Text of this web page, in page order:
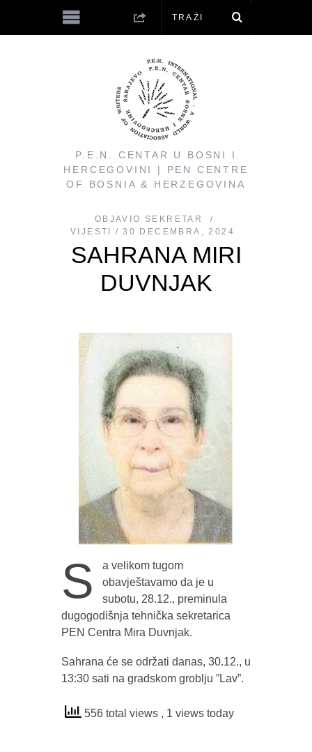
P.E.N. CENTAR U BOSNI I
HERCEGOVINI | PEN CENTRE
OF BOSNIA & HERZEGOVINA
OBJAVIO
SEKRETAR
VIJESTI
30 DECEMBRA, 2024
SAHRANA MIRI
DUVNJAK
S
a velikom tugom
obavještavamo da je u
subotu, 28.12., preminula
dugogodišnja tehnička sekretarica
PEN Centra Mira Duvnjak.
Sahrana će se održati danas, 30.12., u
13:30 sati na gradskom groblju ”Lav”.
556 total views , 1 views today